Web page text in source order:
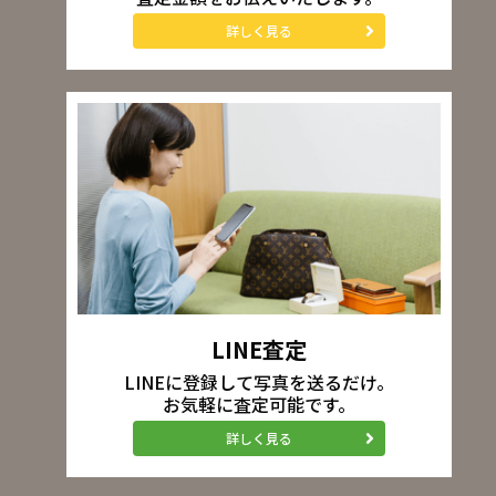
詳しく見る
LINE査定
LINEに登録して写真を送るだけ。
お気軽に査定可能です。
詳しく見る